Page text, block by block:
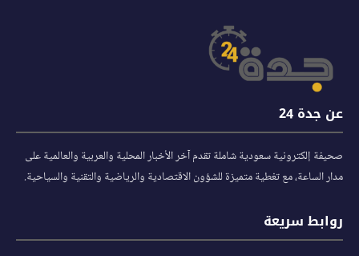
عن جدة 24
صحيفة إلكترونية سعودية شاملة تقدم آخر الأخبار المحلية والعربية والعالمية على
مدار الساعة، مع تغطية متميزة للشؤون الاقتصادية والرياضية والتقنية والسياحية.
روابط سريعة